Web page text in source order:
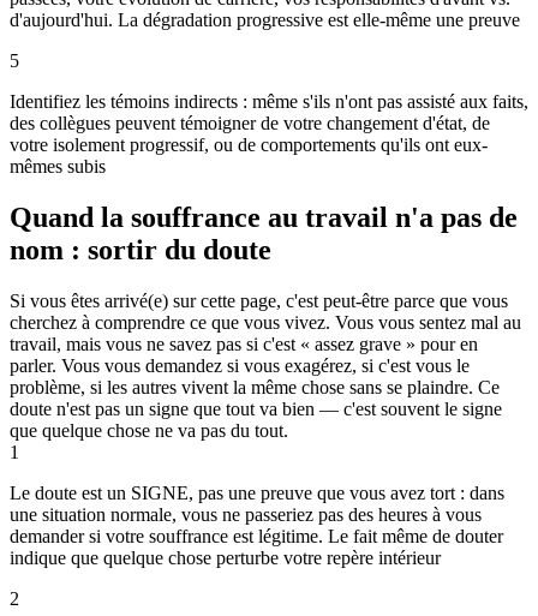
d'aujourd'hui. La dégradation progressive est elle-même une preuve
5
Identifiez les témoins indirects : même s'ils n'ont pas assisté aux faits,
des collègues peuvent témoigner de votre changement d'état, de
votre isolement progressif, ou de comportements qu'ils ont eux-
mêmes subis
Quand la souffrance au travail n'a pas de
nom : sortir du doute
Si vous êtes arrivé(e) sur cette page, c'est peut-être parce que vous
cherchez à comprendre ce que vous vivez. Vous vous sentez mal au
travail, mais vous ne savez pas si c'est « assez grave » pour en
parler. Vous vous demandez si vous exagérez, si c'est vous le
problème, si les autres vivent la même chose sans se plaindre. Ce
doute n'est pas un signe que tout va bien — c'est souvent le signe
que quelque chose ne va pas du tout.
1
Le doute est un SIGNE, pas une preuve que vous avez tort : dans
une situation normale, vous ne passeriez pas des heures à vous
demander si votre souffrance est légitime. Le fait même de douter
indique que quelque chose perturbe votre repère intérieur
2